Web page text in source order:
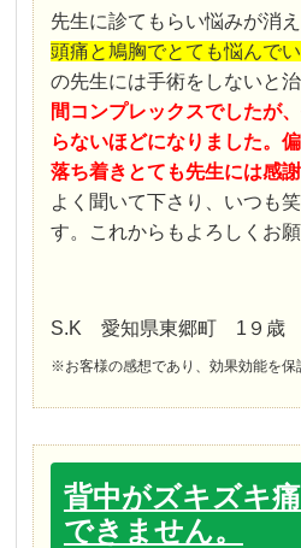
先生に診てもらい悩みが消え
頭痛と鳩胸でとても悩んで
の先生には手術をしないと
間コンプレックスでしたが
らないほどになりました。
落ち着きとても先生には感
よく聞いて下さり、いつも
す。これからもよろしくお願
S.K 愛知県東郷町 1９歳
※お客様の感想であり、効果効能を保
背中がズキズキ
できません。